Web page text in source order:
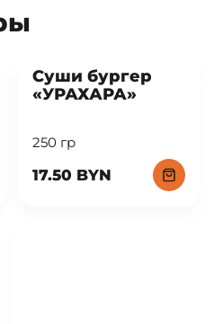
Суши бургер
«УРАХАРА»
250 гр
17.50 BYN